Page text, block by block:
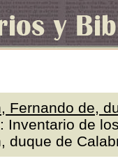
Fernando de,
Inventario de
duque de